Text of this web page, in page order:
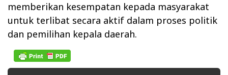
memberikan kesempatan kepada masyarakat
untuk terlibat secara aktif dalam proses politik
dan pemilihan kepala daerah.